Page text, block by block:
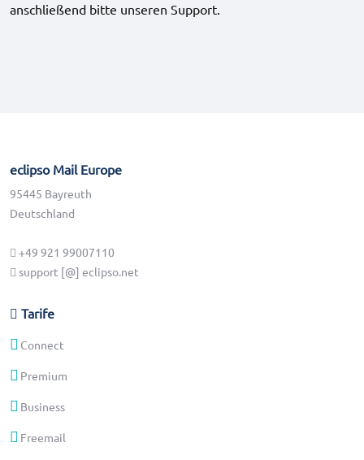
anschließend bitte unseren Support.
eclipso Mail Europe
95445 Bayreuth
Deutschland
+49 921 99007110
support [@] eclipso.net
Tarife
Connect
Premium
Business
Freemail